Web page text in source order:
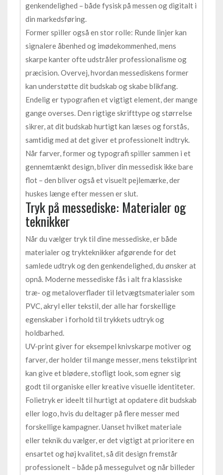
genkendelighed – både fysisk på messen og digitalt i
din markedsføring.
Former spiller også en stor rolle: Runde linjer kan
signalere åbenhed og imødekommenhed, mens
skarpe kanter ofte udstråler professionalisme og
præcision. Overvej, hvordan messediskens former
kan understøtte dit budskab og skabe blikfang.
Endelig er typografien et vigtigt element, der mange
gange overses. Den rigtige skrifttype og størrelse
sikrer, at dit budskab hurtigt kan læses og forstås,
samtidig med at det giver et professionelt indtryk.
Når farver, former og typografi spiller sammen i et
gennemtænkt design, bliver din messedisk ikke bare
flot – den bliver også et visuelt pejlemærke, der
huskes længe efter messen er slut.
Tryk på messediske: Materialer og
teknikker
Når du vælger tryk til dine messediske, er både
materialer og trykteknikker afgørende for det
samlede udtryk og den genkendelighed, du ønsker at
opnå. Moderne messediske fås i alt fra klassiske
træ- og metaloverflader til letvægtsmaterialer som
PVC, akryl eller tekstil, der alle har forskellige
egenskaber i forhold til trykkets udtryk og
holdbarhed.
UV-print giver for eksempel knivskarpe motiver og
farver, der holder til mange messer, mens tekstilprint
kan give et blødere, stofligt look, som egner sig
godt til organiske eller kreative visuelle identiteter.
Folietryk er ideelt til hurtigt at opdatere dit budskab
eller logo, hvis du deltager på flere messer med
forskellige kampagner. Uanset hvilket materiale
eller teknik du vælger, er det vigtigt at prioritere en
ensartet og høj kvalitet, så dit design fremstår
professionelt – både på messegulvet og når billeder